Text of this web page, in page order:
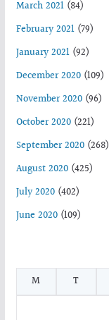
March 2021(84)
February 2021(79)
January 2021(92)
December 2020(109)
November 2020(96)
October 2020(221)
September 2020(268)
August 2020(425)
July 2020(402)
June 2020(109)
M
T